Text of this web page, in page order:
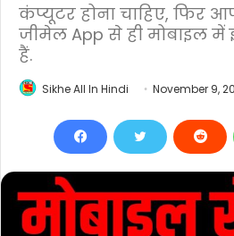
कंप्यूटर होना चाहिए, फिर
जीमेल App से ही मोबाइल
हैं.
Sikhe All In Hindi November 9,